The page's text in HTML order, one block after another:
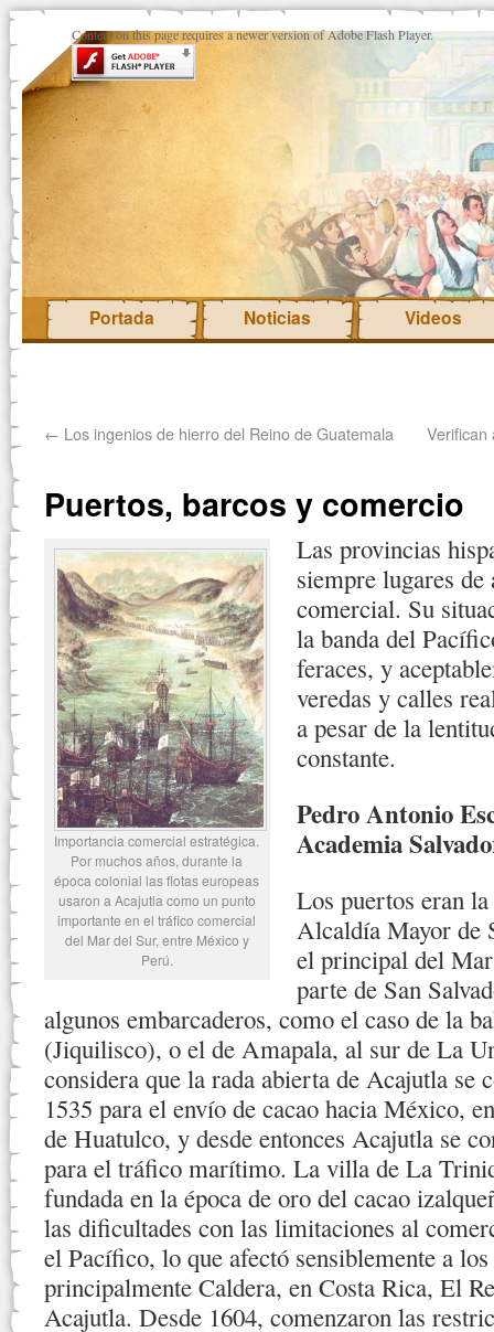
Content on this page requires a newer version of Adobe Flash Player.
Portada Noticias Videos
← Los ingenios de hierro del Reino de Guatemala Verifican
Puertos, barcos y comercio
Importancia comercial estratégica.
Por muchos años, durante la
época colonial las flotas europeas
usaron a Acajutla como un punto
importante en el tráfico comercial
del Mar del Sur, entre México y
Perú.
Las provincias
siempre lugares
comercial. Su
la banda del
feraces, y
veredas y calles
a pesar de la
constante.
Pedro Antonio
Academia
Los puertos eran
Alcaldía Mayor de
el principal del
parte de San
algunos embarcaderos, como el caso de la
(Jiquilisco), o el de Amapala, al sur de La
considera que la rada abierta de Acajutla se
1535 para el envío de cacao hacia México,
de Huatulco, y desde entonces Acajutla se
para el tráfico marítimo. La villa de La
fundada en la época de oro del cacao
las dificultades con las limitaciones al
el Pacífico, lo que afectó sensiblemente a
principalmente Caldera, en Costa Rica, El
Acajutla. Desde 1604, comenzaron las